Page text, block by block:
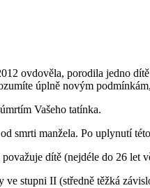
ovdověla, porodila jedno
úplně novým
Vašeho tatínka.
smrti manžela. Po uplynutí
dítě (nejdéle do 26
stupni II (středně těžká